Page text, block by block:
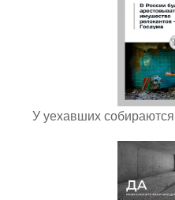
У уехавших